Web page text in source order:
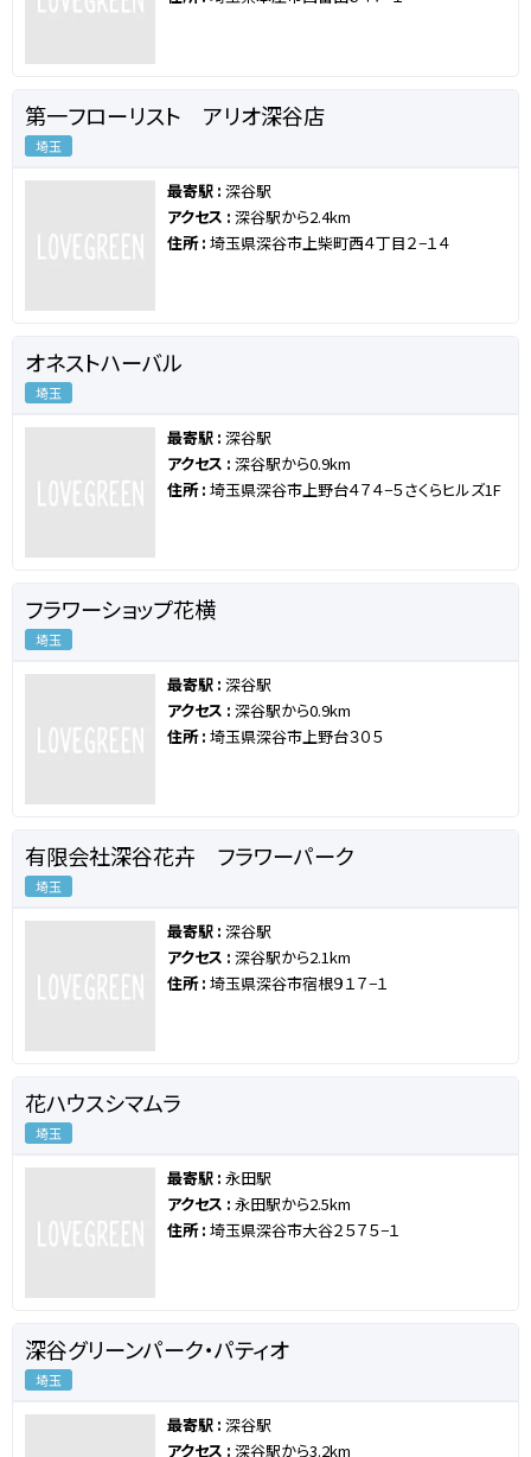
第一フローリスト アリオ深谷店
埼玉
最寄駅 : 深谷駅
アクセス : 深谷駅から2.4km
住所 : 埼玉県深谷市上柴町西４丁目２−１４
オネストハーバル
埼玉
最寄駅 : 深谷駅
アクセス : 深谷駅から0.9km
住所 : 埼玉県深谷市上野台４７４−５さくらヒルズ1F
フラワーショップ花横
埼玉
最寄駅 : 深谷駅
アクセス : 深谷駅から0.9km
住所 : 埼玉県深谷市上野台３０５
有限会社深谷花卉 フラワーパーク
埼玉
最寄駅 : 深谷駅
アクセス : 深谷駅から2.1km
住所 : 埼玉県深谷市宿根９１７−１
花ハウスシマムラ
埼玉
最寄駅 : 永田駅
アクセス : 永田駅から2.5km
住所 : 埼玉県深谷市大谷２５７５−１
深谷グリーンパーク・パティオ
埼玉
最寄駅 : 深谷駅
アクセス : 深谷駅から3.2km